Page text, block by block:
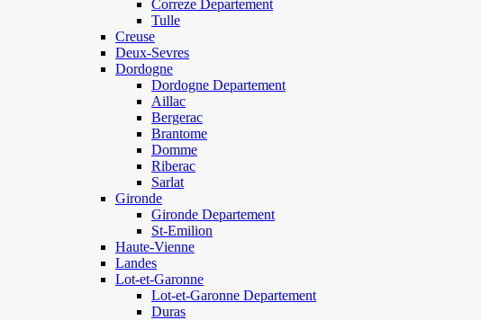
Correze Departement
Tulle
Creuse
Deux-Sevres
Dordogne
Dordogne Departement
Aillac
Bergerac
Brantome
Domme
Riberac
Sarlat
Gironde
Gironde Departement
St-Emilion
Haute-Vienne
Landes
Lot-et-Garonne
Lot-et-Garonne Departement
Duras